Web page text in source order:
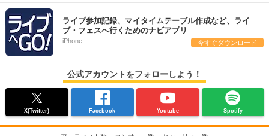
ライブ参加記録、マイタイムテーブル作成など、ライ
ブ・フェスへ行くためのナビアプリ
iPhone 今すぐダウンロード
公式アカウントをフォローしよう！
X(Twitter) Facebook Youtube Spotify